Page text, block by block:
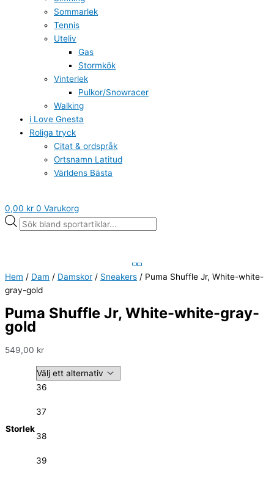
Sommarlek
Tennis
Uteliv
Gas
Stormkök
Vinterlek
Pulkor/Snowracer
Walking
i Love Gnesta
Roliga tryck
Citat & ordspråk
Ortsnamn Latitud
Världens Bästa
0,00 kr 0 Varukorg
Hem / Dam / Damskor / Sneakers / Puma Shuffle Jr, White-white-
gray-gold
Puma Shuffle Jr, White-white-gray-
gold
549,00 kr
Storlek
36
37
38
39